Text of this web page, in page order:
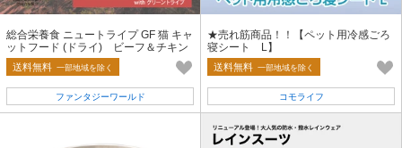
総合栄養食 ニュートライプ GF 猫 キャ
ットフード (ドライ) ビーフ＆チキン
＆グリーントライプ
送料無料 一部地域を除く
ファンタジーワールド
★売れ筋商品！！【ペット用冷感ごろ
寝シート L】
送料無料 一部地域を除く
コモライフ